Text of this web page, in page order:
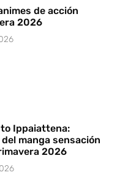
de acción
2026
Ippaiattena:
manga sensación
2026